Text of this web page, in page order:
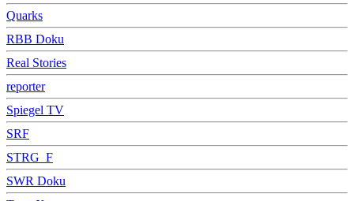
Quarks
RBB Doku
Real Stories
reporter
Spiegel TV
SRF
STRG_F
SWR Doku